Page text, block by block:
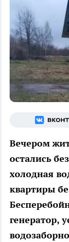
Вечером
остались
холодная
квартиры
генератор,